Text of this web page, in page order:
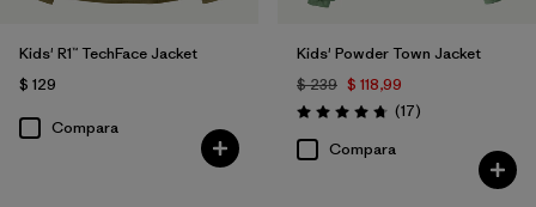
Kids' R1™ TechFace Jacket
$ 129
Compara
Kids' Powder Town Jacket
$ 239 $ 118,99
Valoración: 4.8 / 5
(17Comentarios
)
Compara